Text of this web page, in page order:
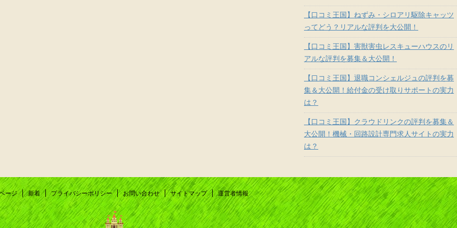
【口コミ王国】ねずみ・シロアリ駆除キャッツ
ってどう？リアルな評判を大公開！
【口コミ王国】害獣害虫レスキューハウスのリ
アルな評判を募集＆大公開！
【口コミ王国】退職コンシェルジュの評判を募
集＆大公開！給付金の受け取りサポートの実力
は？
【口コミ王国】クラウドリンクの評判を募集＆
大公開！機械・回路設計専門求人サイトの実力
は？
ージ 新着 プライバシーポリシー お問い合わせ サイトマップ 運営者情報